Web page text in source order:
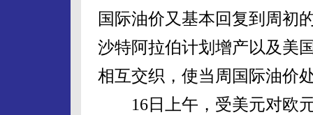
国际油价又基本回复到周初
沙特阿拉伯计划增产以及美
相互交织，使当周国际油价
16日上午，受美元对欧元